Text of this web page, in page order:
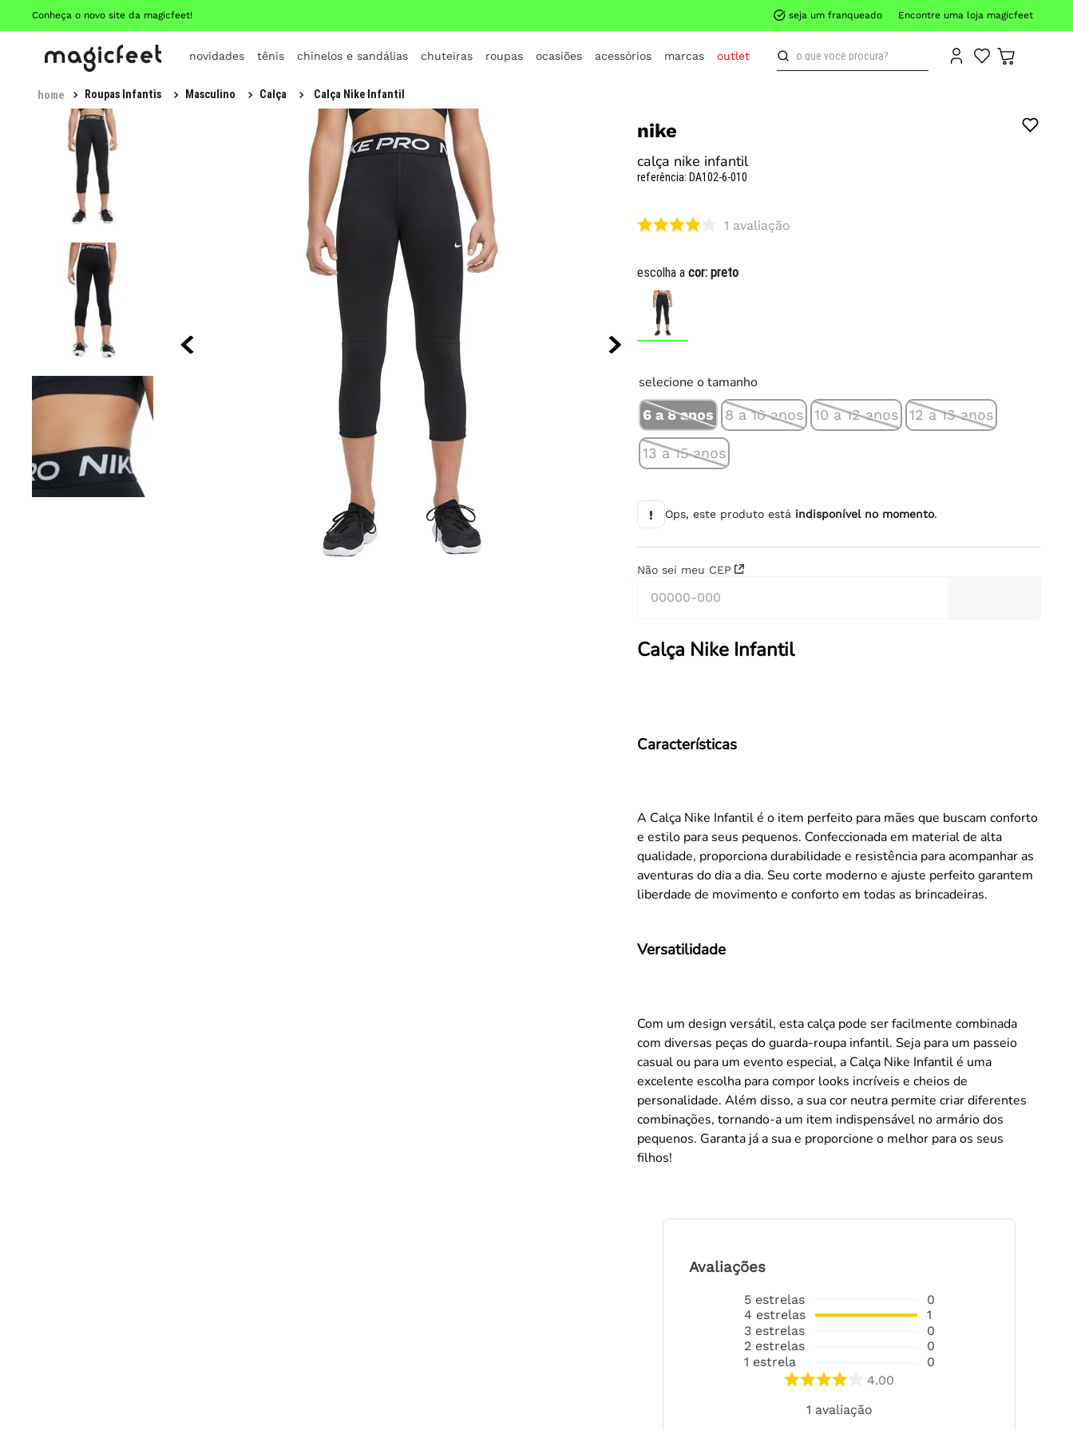
Conheça o novo site da magicfeet! seja um franqueado Encontre uma loja magicfeet
novidades tênis chinelos e sandálias chuteiras roupas ocasiões acessórios marcas outlet
o que você procura?
Roupas Infantis Masculino Calça Calça Nike Infantil
nike
calça nike infantil
referência:DA102-6-010
1 avaliação
escolha acor:preto
selecione o tamanho
6 a 8 anos 8 a 10 anos 10 a 12 anos 12 a 13 anos
13 a 15 anos
! Ops, este produto está indisponível no momento.
Não sei meu CEP
Calça Nike Infantil
Características
A Calça Nike Infantil é o item perfeito para mães que buscam conforto
e estilo para seus pequenos. Confeccionada em material de alta
qualidade, proporciona durabilidade e resistência para acompanhar as
aventuras do dia a dia. Seu corte moderno e ajuste perfeito garantem
liberdade de movimento e conforto em todas as brincadeiras.
Versatilidade
Com um design versátil, esta calça pode ser facilmente combinada
com diversas peças do guarda-roupa infantil. Seja para um passeio
casual ou para um evento especial, a Calça Nike Infantil é uma
excelente escolha para compor looks incríveis e cheios de
personalidade. Além disso, a sua cor neutra permite criar diferentes
combinações, tornando-a um item indispensável no armário dos
pequenos. Garanta já a sua e proporcione o melhor para os seus
filhos!
Avaliações
5 estrelas
4 estrelas
3 estrelas
2 estrelas
1 estrela
0
1
0
0
0
4.00
1 avaliação
1º
crocs
2º
jordan
adidas
7
all star
8º
º
tênis infantil
10º chuteira